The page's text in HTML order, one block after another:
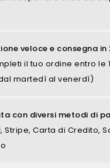
veloce e consegna
il tuo ordine entro le
martedì al venerdì)
con diversi metodi di
Stripe, Carta di Credito,